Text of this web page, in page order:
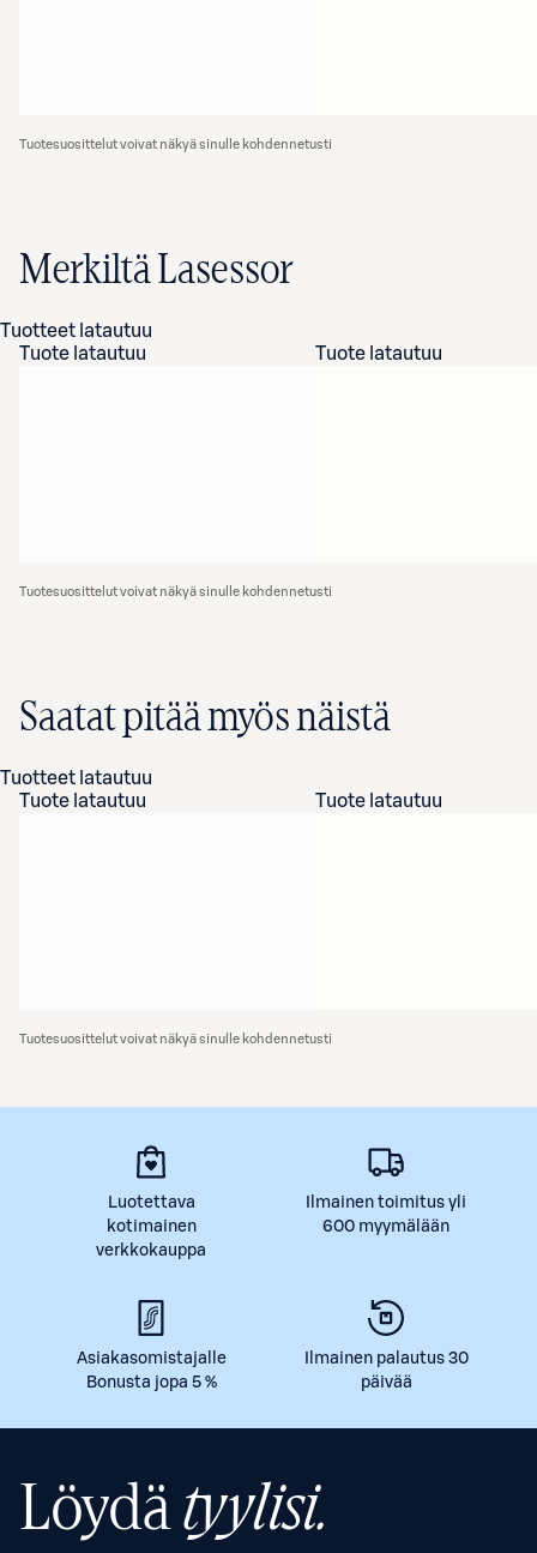
Tuotesuosittelut voivat näkyä sinulle kohdennetusti
Merkiltä Lasessor
Tuotteet latautuu
Tuote latautuu
Tuote latautuu
Tuotesuosittelut voivat näkyä sinulle kohdennetusti
Saatat pitää myös näistä
Tuotteet latautuu
Tuote latautuu
Tuote latautuu
Tuotesuosittelut voivat näkyä sinulle kohdennetusti
Luotettava
kotimainen
verkkokauppa
Ilmainen toimitus yli
600 myymälään
Asiakasomistajalle
Bonusta jopa 5 %
Ilmainen palautus 30
päivää
Löydätyylisi.